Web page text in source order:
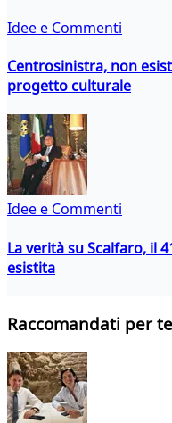
Idee e Commenti
Centrosinistra, non
progetto culturale
Idee e Commenti
La verità su Scalfaro, il
esistita
Raccomandati per te